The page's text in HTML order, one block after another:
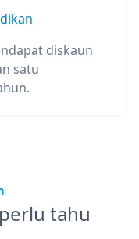
diskaun
satu
tahu